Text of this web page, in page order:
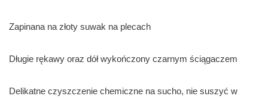
Zapinana na złoty suwak na plecach
Długie rękawy oraz dół wykończony czarnym ściągaczem
Delikatne czyszczenie chemiczne na sucho, nie suszyć w